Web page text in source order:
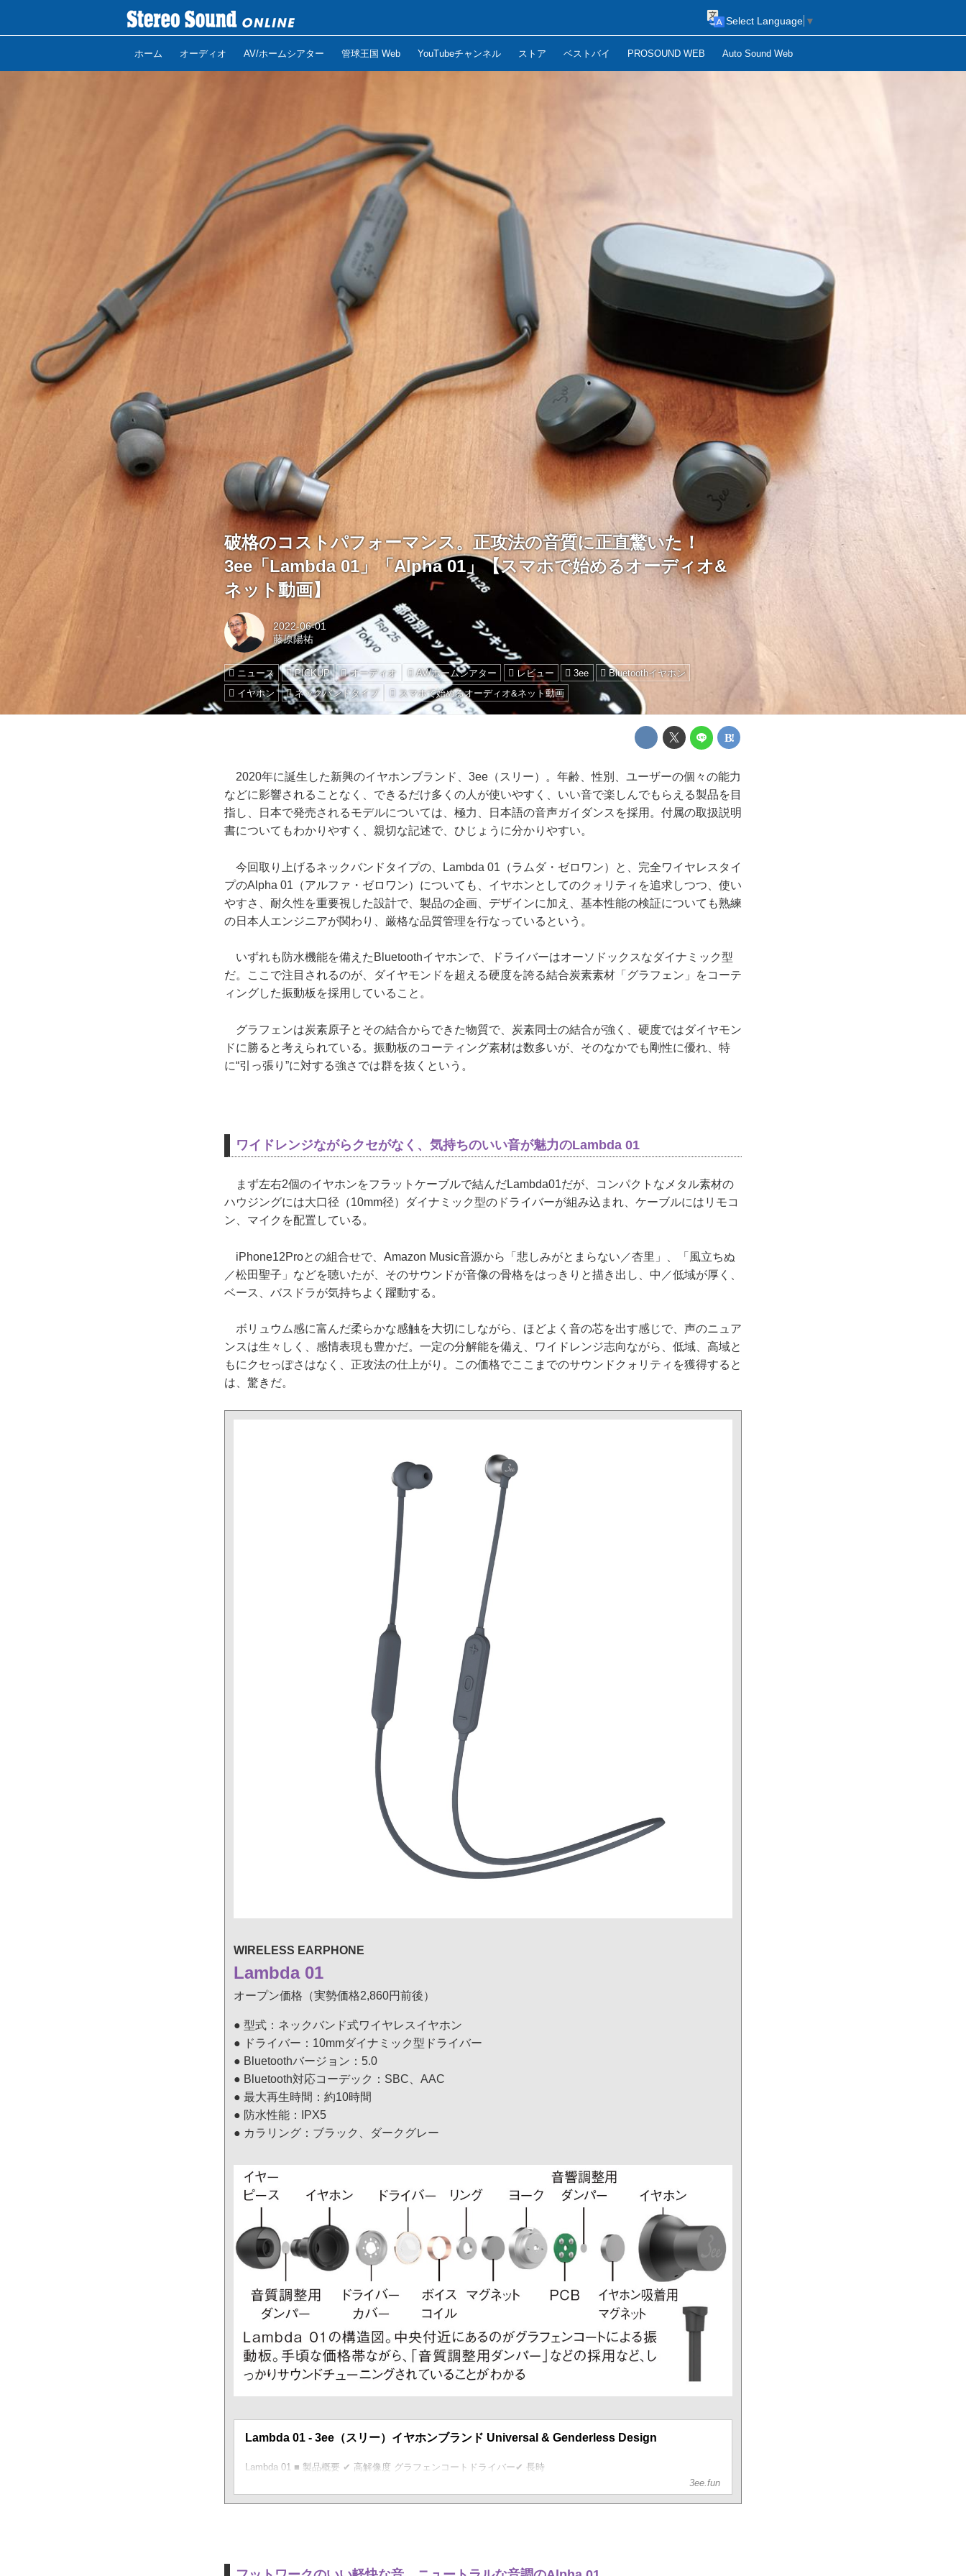
ホーム オーディオ AV/ホームシアター 管球王国 Web YouTubeチャンネル ストア ベストバイ PROSOUND WEB Auto Sound Web
Select Language ▼
破格のコストパフォーマンス。正攻法の音質に正直驚いた！
3ee「Lambda 01」「Alpha 01」【スマホで始めるオーディオ&
ネット動画】
2022-06-01
藤原陽祐
ニュース PICKUP オーディオ AV/ホームシアター レビュー 3ee
Bluetoothイヤホン
イヤホン
ネックバンドタイプ スマホで始めるオーディオ&ネット動画
2020年に誕生した新興のイヤホンブランド、3ee（スリー）。年齢、性別、ユーザーの個々の能力
などに影響されることなく、できるだけ多くの人が使いやすく、いい音で楽しんでもらえる製品を目
指し、日本で発売されるモデルについては、極力、日本語の音声ガイダンスを採用。付属の取扱説明
書についてもわかりやすく、親切な記述で、ひじょうに分かりやすい。
今回取り上げるネックバンドタイプの、Lambda 01（ラムダ・ゼロワン）と、完全ワイヤレスタイ
プのAlpha 01（アルファ・ゼロワン）についても、イヤホンとしてのクォリティを追求しつつ、使い
やすさ、耐久性を重要視した設計で、製品の企画、デザインに加え、基本性能の検証についても熟練
の日本人エンジニアが関わり、厳格な品質管理を行なっているという。
いずれも防水機能を備えたBluetoothイヤホンで、ドライバーはオーソドックスなダイナミック型
だ。ここで注目されるのが、ダイヤモンドを超える硬度を誇る結合炭素素材「グラフェン」をコーテ
ィングした振動板を採用していること。
グラフェンは炭素原子とその結合からできた物質で、炭素同士の結合が強く、硬度ではダイヤモン
ドに勝ると考えられている。振動板のコーティング素材は数多いが、そのなかでも剛性に優れ、特
に“引っ張り”に対する強さでは群を抜くという。
ワイドレンジながらクセがなく、気持ちのいい音が魅力のLambda 01
まず左右2個のイヤホンをフラットケーブルで結んだLambda01だが、コンパクトなメタル素材の
ハウジングには大口径（10mm径）ダイナミック型のドライバーが組み込まれ、ケーブルにはリモコ
ン、マイクを配置している。
iPhone12Proとの組合せで、Amazon Music音源から「悲しみがとまらない／杏里」、「風立ちぬ
／松田聖子」などを聴いたが、そのサウンドが音像の骨格をはっきりと描き出し、中／低域が厚く、
ベース、バスドラが気持ちよく躍動する。
ボリュウム感に富んだ柔らかな感触を大切にしながら、ほどよく音の芯を出す感じで、声のニュア
ンスは生々しく、感情表現も豊かだ。一定の分解能を備え、ワイドレンジ志向ながら、低域、高域と
もにクセっぽさはなく、正攻法の仕上がり。この価格でここまでのサウンドクォリティを獲得すると
は、驚きだ。
WIRELESS EARPHONE
Lambda 01
オープン価格（実勢価格2,860円前後）
● 型式：ネックバンド式ワイヤレスイヤホン
● ドライバー：10mmダイナミック型ドライバー
● Bluetoothバージョン：5.0
● Bluetooth対応コーデック：SBC、AAC
● 最大再生時間：約10時間
● 防水性能：IPX5
● カラリング：ブラック、ダークグレー
Lambda 01 - 3ee（スリー）イヤホンブランド Universal & Genderless Design
Lambda 01 ■ 製品概要 ✔ 高解像度 グラフェンコートドライバー✔ 長時
3ee.fun